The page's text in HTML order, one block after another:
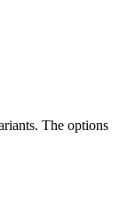
The options